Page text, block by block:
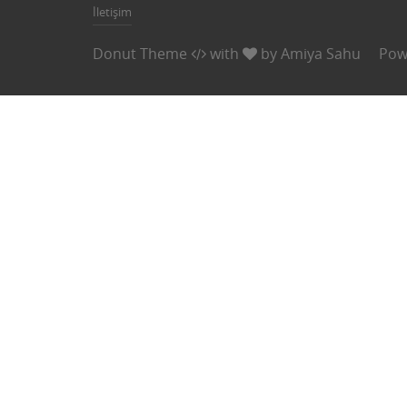
İletişim
Donut Theme with byAmiya Sahu